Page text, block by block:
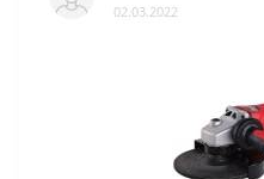
02.03.2022